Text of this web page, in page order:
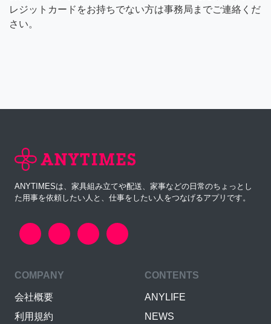
レジットカードをお持ちでない方は事務局までご連絡くだ
さい。
ANYTIMESは、家具組み立てや配送、家事などの日常のちょっとし
た用事を依頼したい人と、仕事をしたい人をつなげるアプリです。
COMPANY
会社概要
利用規約
CONTENTS
ANYLIFE
NEWS